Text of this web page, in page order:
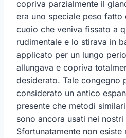
copriva parzialmente il
era uno speciale peso
cuoio che veniva fissato a
rudimentale e lo stirava in
applicato per un lungo
allungava e copriva
desiderato. Tale congegno
considerato un antico
presente che metodi
sono ancora usati nei
Sfortunatamente non